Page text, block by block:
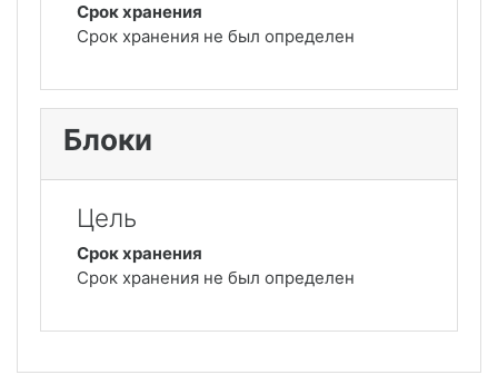
Срок хранения
Срок хранения не был определен
Блоки
Цель
Срок хранения
Срок хранения не был определен